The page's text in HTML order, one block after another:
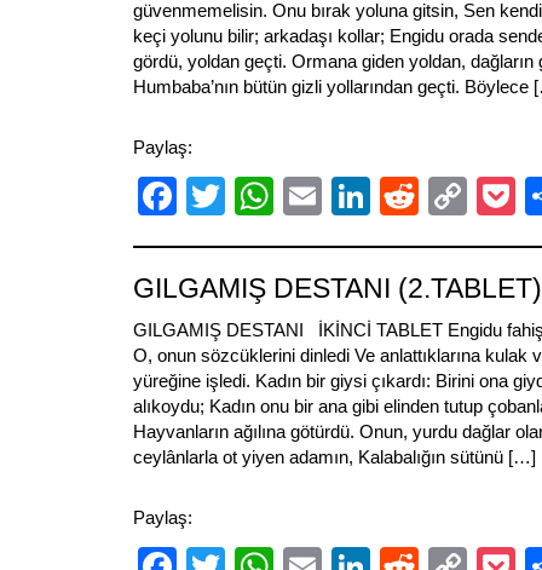
güvenmemelisin. Onu bırak yoluna gitsin, Sen
keçi yolunu bilir; arkadaşı kollar; Engidu orada
gördü, yoldan geçti. Ormana giden yoldan, dağların
Humbaba’nın bütün gizli yollarından geçti. Böylece
Paylaş:
Facebook
TwitterWhatsApp
EmailLinkedIn
Reddit
Link
GILGAMIŞ DESTANI (2.TABLET)
GILGAMIŞ DESTANI İKİNCİ TABLET Engidu
O, onun sözcüklerini dinledi Ve anlattıklarına kulak
yüreğine işledi. Kadın bir giysi çıkardı: Birini ona
alıkoydu; Kadın onu bir ana gibi elinden tutup
Hayvanların ağılına götürdü. Onun, yurdu dağlar
ceylânlarla ot yiyen adamın, Kalabalığın sütünü […]
Paylaş: